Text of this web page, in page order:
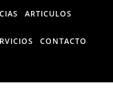
ARTICULOS
CONTACTO